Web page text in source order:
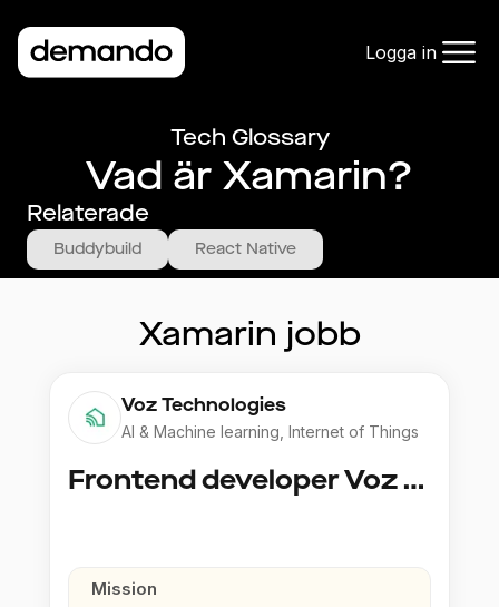
Logga in
Tech Glossary
Vad är Xamarin?
Relaterade
Buddybuild React Native
Xamarin jobb
Voz Technologies
AI & Machine learning, Internet of Things
Frontend developer Voz Tech - the building in your pocket!
Mission